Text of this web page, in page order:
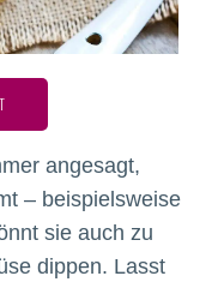
angesagt,
– beispielsweise
sie auch zu
dippen. Lasst